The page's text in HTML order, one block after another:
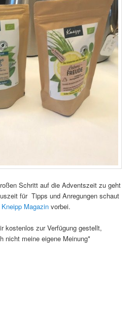
Schritt auf die Adventszeit zu geht
für Tipps und Anregungen schaut
Magazin vorbei.
kostenlos zur Verfügung gestellt,
nicht meine eigene Meinung*